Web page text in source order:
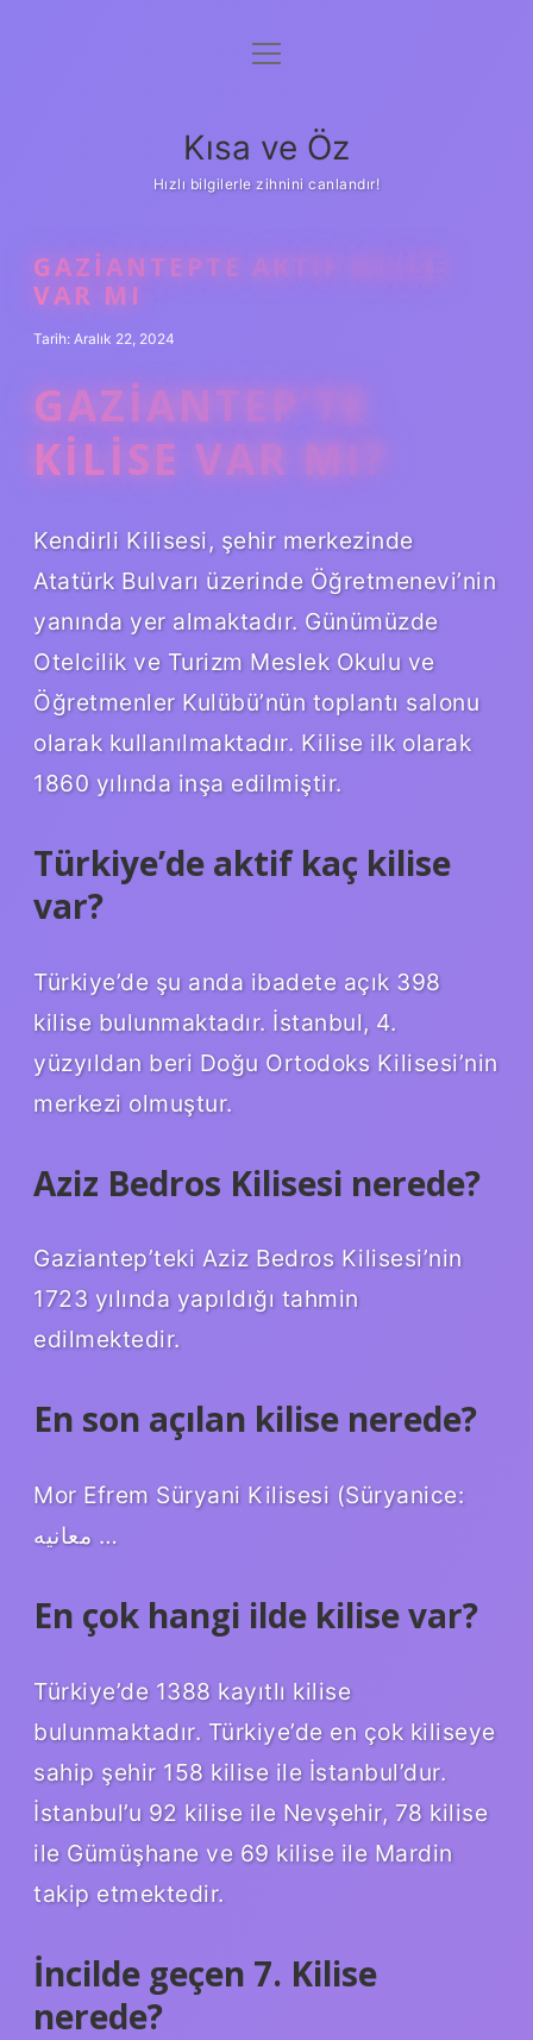
Anasayfa
Yasal Uyarı
menüyü
Kısa ve Öz
Hızlı bilgilerle zihnini canlandır!
GAZIANTEPTE AKTIF KILISE
VAR MI
Tarih: Aralık 22, 2024
GAZIANTEP’TE
KILISE VAR MI?
Kendirli Kilisesi, şehir merkezinde
Atatürk Bulvarı üzerinde Öğretmenevi’nin
yanında yer almaktadır. Günümüzde
Otelcilik ve Turizm Meslek Okulu ve
Öğretmenler Kulübü’nün toplantı salonu
olarak kullanılmaktadır. Kilise ilk olarak
1860 yılında inşa edilmiştir.
Türkiye’de aktif kaç kilise
var?
Türkiye’de şu anda ibadete açık 398
kilise bulunmaktadır. İstanbul, 4.
yüzyıldan beri Doğu Ortodoks Kilisesi’nin
merkezi olmuştur.
Aziz Bedros Kilisesi nerede?
Gaziantep’teki Aziz Bedros Kilisesi’nin
1723 yılında yapıldığı tahmin
edilmektedir.
En son açılan kilise nerede?
Mor Efrem Süryani Kilisesi (Süryanice:
معانيه …
En çok hangi ilde kilise var?
Türkiye’de 1388 kayıtlı kilise
bulunmaktadır. Türkiye’de en çok kiliseye
sahip şehir 158 kilise ile İstanbul’dur.
İstanbul’u 92 kilise ile Nevşehir, 78 kilise
ile Gümüşhane ve 69 kilise ile Mardin
takip etmektedir.
İncilde geçen 7. Kilise
nerede?